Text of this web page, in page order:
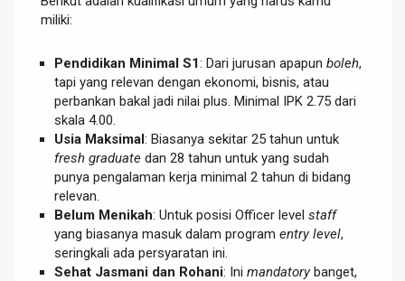
miliki:
Pendidikan Minimal S1: Dari jurusan apapun boleh,
tapi yang relevan dengan ekonomi, bisnis, atau
perbankan bakal jadi nilai plus. Minimal IPK 2.75 dari
skala 4.00.
Usia Maksimal: Biasanya sekitar 25 tahun untuk
fresh graduate dan 28 tahun untuk yang sudah
punya pengalaman kerja minimal 2 tahun di bidang
relevan.
Belum Menikah: Untuk posisi Officer level staff
yang biasanya masuk dalam program entry level,
seringkali ada persyaratan ini.
Sehat Jasmani dan Rohani: Ini mandatorybanget,